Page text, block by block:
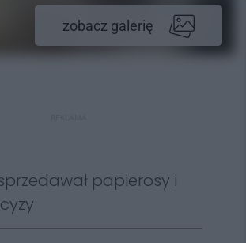
zobacz galerię
papierosy i